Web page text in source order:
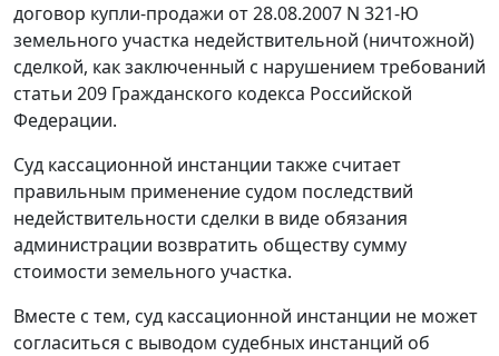
договор купли-продажи от 28.08.2007 N 321-Ю
земельного участка недействительной (ничтожной)
сделкой, как заключенный с нарушением требований
статьи 209 Гражданского кодекса Российской
Федерации.
Суд кассационной инстанции также считает
правильным применение судом последствий
недействительности сделки в виде обязания
администрации возвратить обществу сумму
стоимости земельного участка.
Вместе с тем, суд кассационной инстанции не может
согласиться с выводом судебных инстанций об